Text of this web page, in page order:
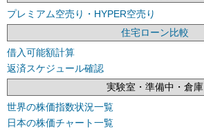
プレミアム空売り・HYPER空売り
住宅ローン比較
借入可能額計算
返済スケジュール確認
実験室・準備中・倉庫
世界の株価指数状況一覧
日本の株価チャート一覧